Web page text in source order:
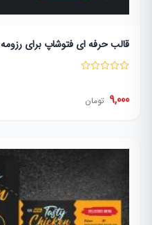
قالب حرفه ای فتوشاپ برای رزومه
9,000 تومان